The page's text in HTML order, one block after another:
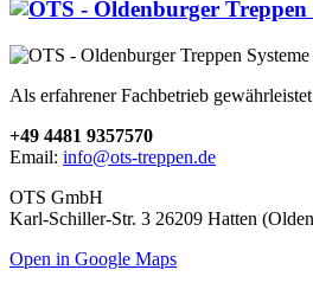
Als erfahrener Fachbetrieb
+49 4481 9357570
Email: info@ots-treppen.de
OTS GmbH
Karl-Schiller-Str. 3 26209 Hatten
Open in Google Maps